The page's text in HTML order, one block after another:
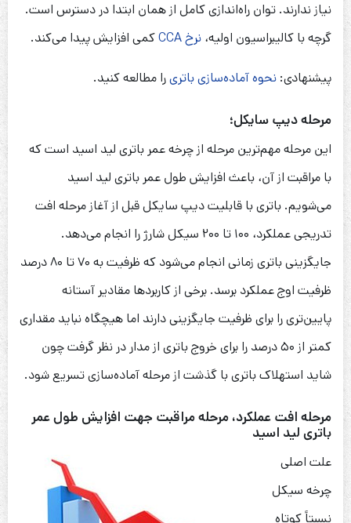
نیاز ندارند. توان راه‌اندازی کامل از همان ابتدا در دسترس است.
گرچه با کالیبراسیون اولیه، نرخ CCA کمی افزایش پیدا می‌کند.
پیشنهادی: نحوه آماده‌سازی باتری‌ را مطالعه کنید.
مرحله دیپ سایکل؛
این مرحله مهم‌ترین مرحله از چرخه عمر باتری لید اسید است که
با مراقبت از آن، باعث افزایش طول عمر باتری لید اسید
می‌شویم. باتری با قابلیت دیپ سایکل قبل از آغاز مرحله افت
تدریجی عملکرد، ۱۰۰ تا ۲۰۰ سیکل شارژ را انجام می‌دهد.
جایگزینی باتری زمانی انجام می‌شود که ظرفیت به ۷۰ تا ۸۰ درصد
ظرفیت اوج عملکرد برسد. برخی از کاربردها مقادیر آستانه
پایین‌تری را برای ظرفیت جایگزینی دارند اما هیچگاه نباید مقداری
کمتر از ۵۰ درصد را برای خروج باتری از مدار در نظر گرفت چون
شاید استهلاک باتری با گذشت از مرحله آماده‌سازی تسریع شود.
مرحله افت عملکرد، مرحله مراقبت جهت افزایش طول عمر
باتری لید اسید
علت اصلی
چرخه سیکل
نسبتاً کوتاه